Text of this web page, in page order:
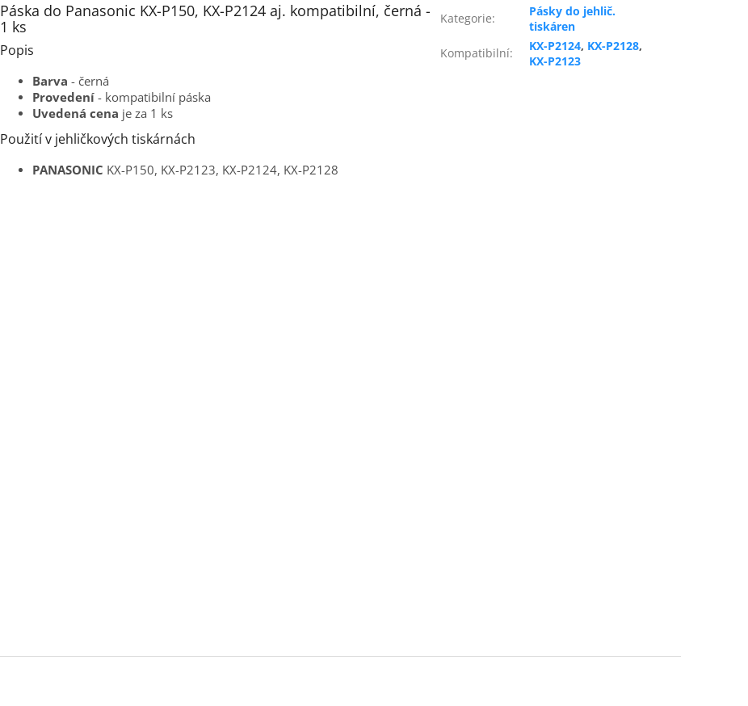
Páska do Panasonic KX-P150, KX-P2124 aj. kompatibilní, černá -
1 ks
Popis
Barva - černá
Provedení - kompatibilní páska
Uvedená cena je za 1 ks
Použití v jehličkových tiskárnách
PANASONIC KX-P150, KX-P2123, KX-P2124, KX-P2128
Kategorie:
Pásky do jehlič.
tiskáren
Kompatibilní: KX-P2124, KX-P2128,
KX-P2123